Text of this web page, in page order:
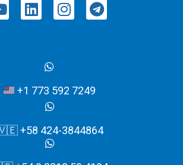
+1 773 592 7249
+58 424-3844864